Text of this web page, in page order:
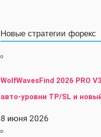
Новые стратегии форекс
WolfWavesFind 2026 PRO
авто-уровни TP/SL и
8 июня 2026